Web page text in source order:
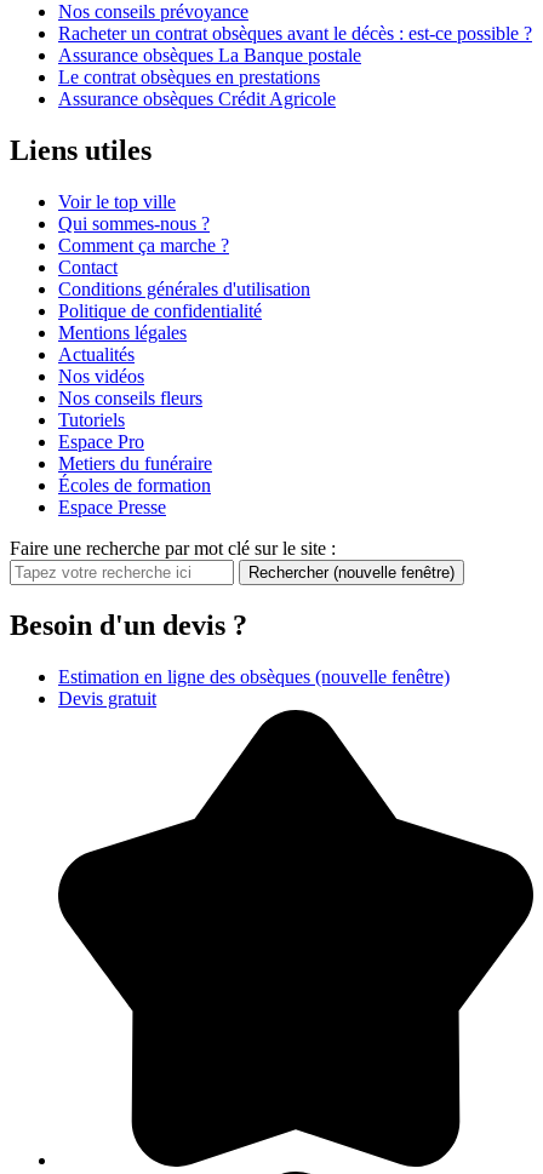
Nos conseils prévoyance
Racheter un contrat obsèques avant le décès : est-ce possible ?
Assurance obsèques La Banque postale
Le contrat obsèques en prestations
Assurance obsèques Crédit Agricole
Liens utiles
Voir le top ville
Qui sommes-nous ?
Comment ça marche ?
Contact
Conditions générales d'utilisation
Politique de confidentialité
Mentions légales
Actualités
Nos vidéos
Nos conseils fleurs
Tutoriels
Espace Pro
Metiers du funéraire
Écoles de formation
Espace Presse
Faire une recherche par mot clé sur le site :
Rechercher (nouvelle fenêtre)
Besoin d'un devis ?
Estimation en ligne des obsèques (nouvelle fenêtre)
Devis gratuit